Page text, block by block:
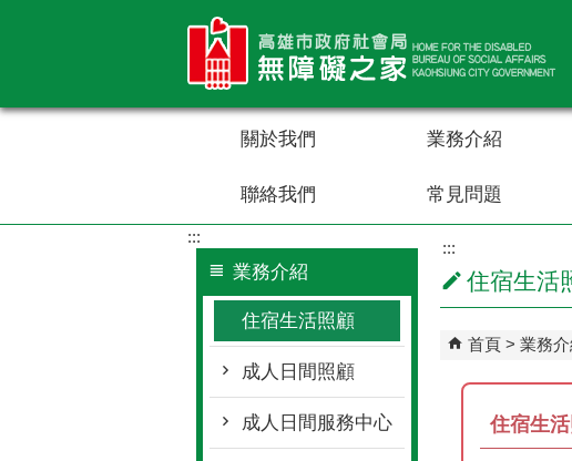
關於我們 業務介紹
聯絡我們 常見問題
:::
業務介紹
住宿生活照顧
成人日間照顧
成人日間服務中心
:::
住宿生活
首頁 業務
住宿生